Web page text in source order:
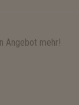
Angebot mehr!